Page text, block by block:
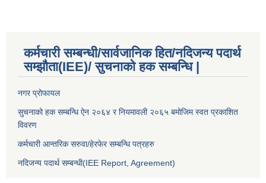
कर्मचारी सम्बन्धी/सार्वजानिक हित/नदिजन्य पदार्थ
सम्झौता(IEE)/ सुचनाको हक सम्बन्धि |
नगर प्रोफायल
सुचनाको हक सम्बन्धि ऐन २०६४ र नियमावली २०६५ बमोजिम स्वत प्रकाशित
विवरण
कर्मचारी आन्तरिक सरुवा/हेरफेर सम्बन्धि पत्रहरु
नदिजन्य पदार्थ सम्बन्धी(IEE Report, Agreement)​